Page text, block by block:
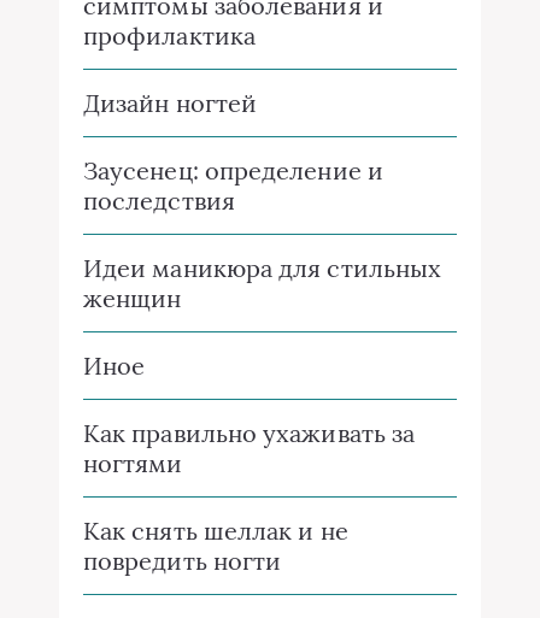
профилактика
Дизайн ногтей
Заусенец: определение и
последствия
Идеи маникюра для стильных
женщин
Иное
Как правильно ухаживать за
ногтями
Как снять шеллак и не
повредить ногти